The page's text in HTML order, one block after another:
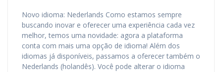
Novo idioma: Nederlands Como estamos sempre
buscando inovar e oferecer uma experiência cada vez
melhor, temos uma novidade: agora a plataforma
conta com mais uma opção de idioma! Além dos
idiomas já disponíveis, passamos a oferecer também o
Nederlands (holandês). Você pode alterar o idioma